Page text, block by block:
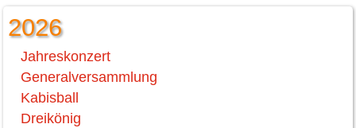
2026
Jahreskonzert
Generalversammlung
Kabisball
Dreikönig